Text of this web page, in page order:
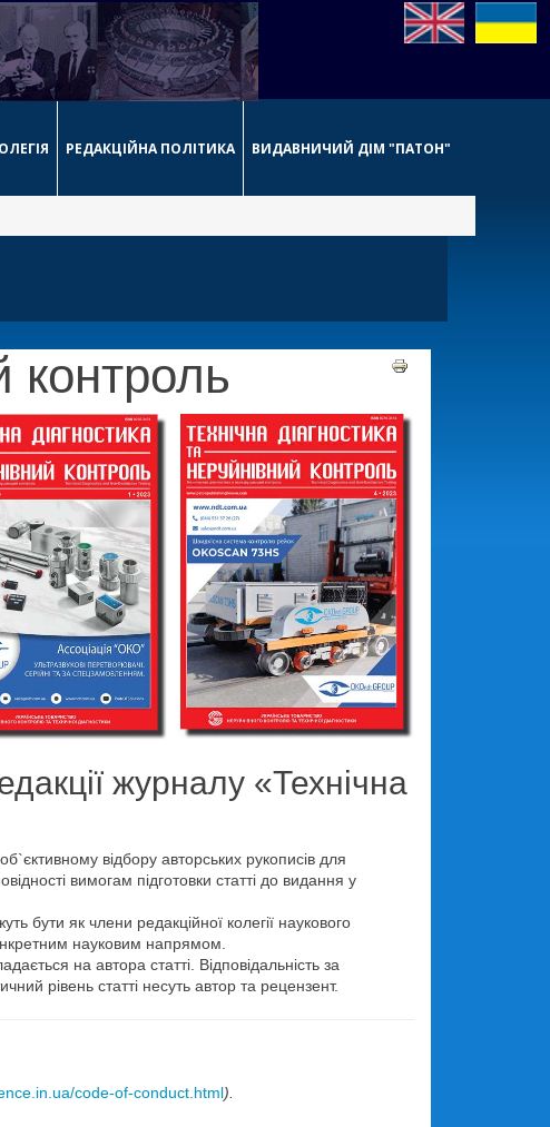
РЕДАКЦІЙНА ПОЛІТИКА ВИДАВНИЧИЙ ДІМ "ПАТОН"
контроль
журналу «Технічна
відбору авторських рукописів для
вимогам підготовки статті до видання у
бути як члени редакційної колегії наукового
науковим напрямом.
на автора статті. Відповідальність за
рівень статті несуть автор та рецензент.
code-of-conduct.html).